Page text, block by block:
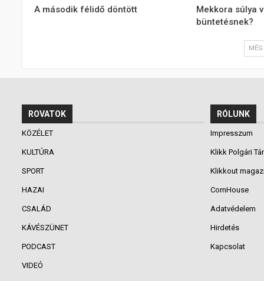
A második félidő döntött
Mekkora súlya
büntetésnek?
ROVATOK
KÖZÉLET
KULTÚRA
SPORT
HAZAI
CSALÁD
KÁVÉSZÜNET
PODCAST
VIDEÓ
RÓLUNK
Impresszum
Klikk Polgári
Klikkout
CornHouse
Adatvédelem
Hirdetés
Kapcsolat